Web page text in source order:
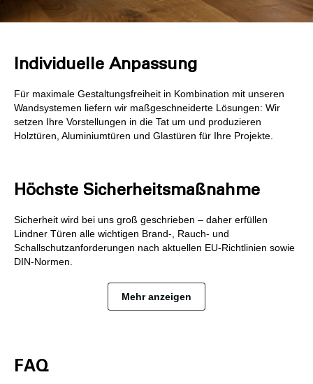
Individuelle Anpassung
Für maximale Gestaltungsfreiheit in Kombination mit unseren
Wandsystemen liefern wir maßgeschneiderte Lösungen: Wir
setzen Ihre Vorstellungen in die Tat um und produzieren
Holztüren, Aluminiumtüren und Glastüren für Ihre Projekte.
Höchste Sicherheitsmaßnahme
Sicherheit wird bei uns groß geschrieben – daher erfüllen
Lindner Türen alle wichtigen Brand-, Rauch- und
Schallschutzanforderungen nach aktuellen EU-Richtlinien sowie
DIN-Normen.
Mehr anzeigen
FAQ